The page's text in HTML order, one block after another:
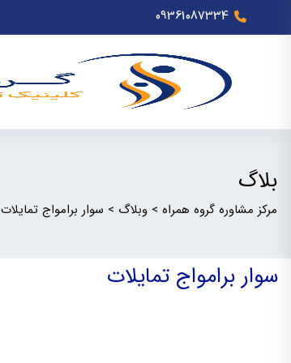
09361087334
بلاگ
مرکز مشاوره گروه همراه > وبلاگ > سوار برامواج تمایلات
سوار برامواج تمایلات